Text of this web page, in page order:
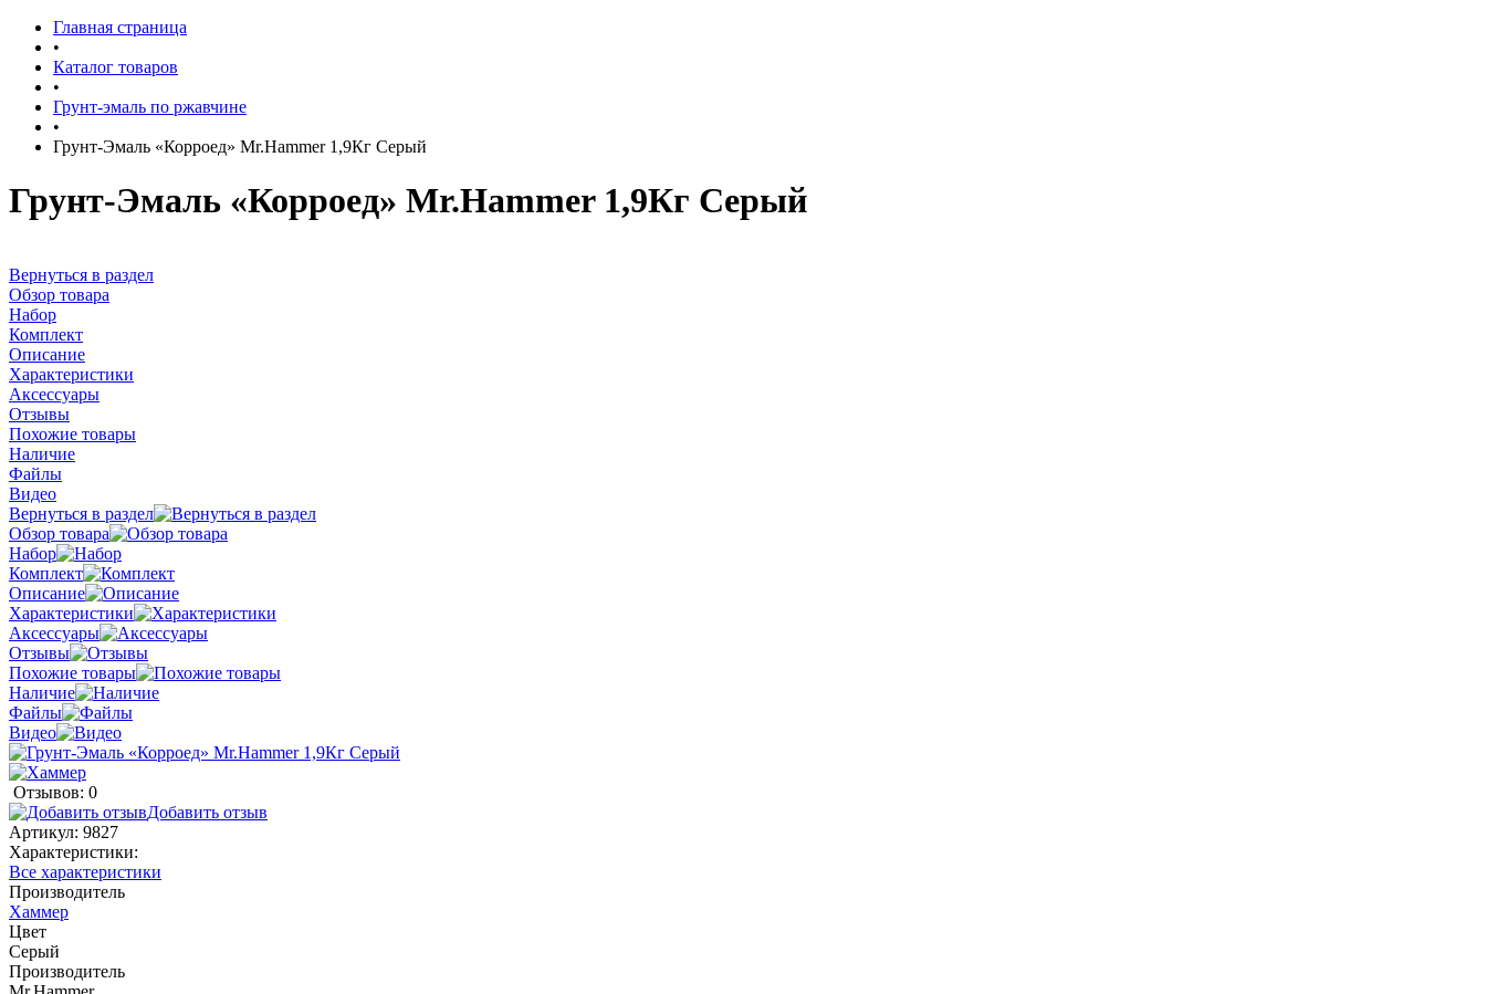
Главная страница
•
Каталог товаров
•
Грунт-эмаль по ржавчине
•
Грунт-Эмаль «Корроед» Mr.Hammer 1,9Кг Серый
Грунт-Эмаль «Корроед» Mr.Hammer 1,9Кг Серый
Вернуться в раздел
Обзор товара
Набор
Комплект
Описание
Характеристики
Аксессуары
Отзывы
Похожие товары
Наличие
Файлы
Видео
Вернуться в раздел
Обзор товара
Набор
Комплект
Описание
Характеристики
Аксессуары
Отзывы
Похожие товары
Наличие
Файлы
Видео
Отзывов: 0
Добавить отзыв
Артикул: 9827
Характеристики:
Все характеристики
Производитель
Хаммер
Цвет
Серый
Производитель